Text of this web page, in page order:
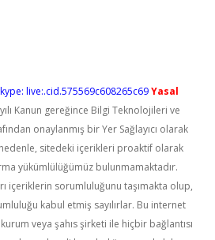
live:.cid.575569c608265c69Yasal
Kanun gereğince Bilgi Teknolojileri ve
onaylanmış bir Yer Sağlayıcı olarak
sitedeki içerikleri proaktif olarak
yükümlülüğümüz bulunmamaktadır.
içeriklerin sorumluluğunu taşımakta olup,
kabul etmiş sayılırlar. Bu internet
veya şahıs şirketi ile hiçbir bağlantısı